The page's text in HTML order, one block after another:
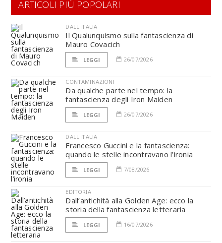
ARTICOLI PIÙ POPOLARI
DALL'ITALIA
Il Qualunquismo sulla fantascienza di
Mauro Covacich
LEGGI 26/07/2026
CONTAMINAZIONI
Da qualche parte nel tempo: la
fantascienza degli Iron Maiden
LEGGI 26/07/2026
DALL'ITALIA
Francesco Guccini e la fantascienza:
quando le stelle incontravano l’ironia
LEGGI 7/08/2026
EDITORIA
Dall’antichità alla Golden Age: ecco la
storia della fantascienza letteraria
LEGGI 16/07/2026